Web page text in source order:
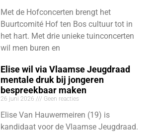
Met de Hofconcerten brengt het
Buurtcomité Hof ten Bos cultuur tot in
het hart. Met drie unieke tuinconcerten
wil men buren en
Elise wil via Vlaamse Jeugdraad
mentale druk bij jongeren
bespreekbaar maken
26 juni 2026 Geen reacties
Elise Van Hauwermeiren (19) is
kandidaat voor de Vlaamse Jeugdraad.